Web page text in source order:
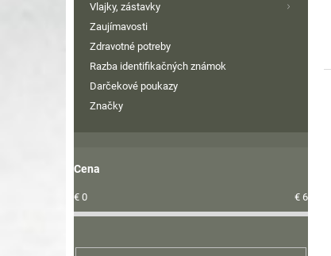
Vlajky, zástavky
Zaujímavosti
Zdravotné potreby
Razba identifikačných známok
Darčekové poukazy
Značky
Cena
€ 0 € 6